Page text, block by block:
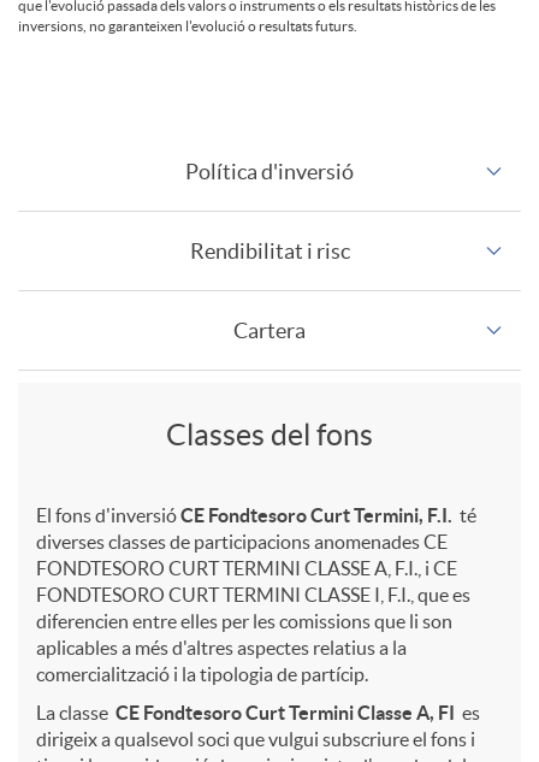
l
e
que l'evolució passada dels valors o instruments o els resultats històrics de les
inversions, no garanteixen l'evolució o resultats futurs.
Política d'inversió
Rendibilitat i risc
Cartera
p
a
s
Classes del fons
El fons d'inversióCE Fondtesoro Curt Termini, F.I. té
diverses classes de participacions anomenades CE
FONDTESORO CURT TERMINI CLASSE A, F.I., i CE
FONDTESORO CURT TERMINI CLASSE I, F.I., que es
diferencien entre elles per les comissions que li son
aplicables a més d'altres aspectes relatius a la
comercialització i la tipologia de partícip.
La classe CE Fondtesoro Curt TerminiClasse A, FI es
dirigeix a qualsevol soci que vulgui subscriure el fons i